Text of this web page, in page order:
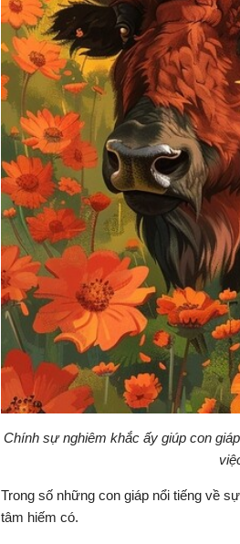
Chính sự nghiêm khắc ấy giúp con
Trong số những con giáp nổi tiếng về
tâm hiếm có.